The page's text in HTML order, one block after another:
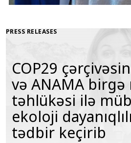
PRESS RELEASES
COP29
və ANAMA birgə
təhlükəsi ilə
ekoloji
tədbir keçirib